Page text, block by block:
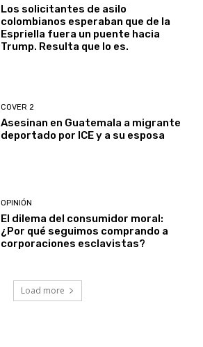
Los solicitantes de asilo
colombianos esperaban que de la
Espriella fuera un puente hacia
Trump. Resulta que lo es.
COVER 2
Asesinan en Guatemala a migrante
deportado por ICE y a su esposa
OPINIÓN
El dilema del consumidor moral:
¿Por qué seguimos comprando a
corporaciones esclavistas?
Load more